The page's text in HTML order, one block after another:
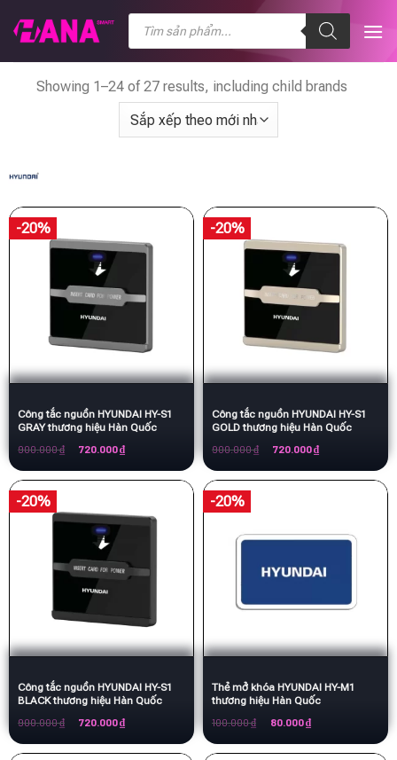
đến
Tìm
kiếm
phẩm
Showing 1–24 of 27 results, including child brands
-20%
Công tắc nguồn HYUNDAI HY-S1
GRAY thương hiệu Hàn Quốc
900.000₫
Giá
là:
900.000 ₫.
720.000₫Giá
hiện
tại
là:
-20%
Công tắc nguồn HYUNDAI HY-S1
GOLD thương hiệu Hàn Quốc
900.000₫
Giá
là:
900.000 ₫.
720.000₫Giá
hiện
tại
là:
-20%
Công tắc nguồn HYUNDAI HY-S1
BLACK thương hiệu Hàn Quốc
900.000₫
Giá
là:
900.000 ₫.
720.000₫Giá
hiện
tại
là:
-20%
Thẻ mở khóa HYUNDAI HY-M1
thương hiệu Hàn Quốc
100.000₫
Giá
là:
100.000 ₫.
80.000₫Giá
hiện
tại
là: